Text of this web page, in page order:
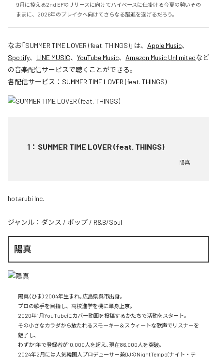
9月に控える2nd EPのリリースに向けてハイペースに仕掛ける今夏の勢いその
ままに、2026年のブレイクへ向けてさらなる躍進を遂げるだろう。
なお「SUMMER TIME LOVER (feat. THINGS)」は、 Apple Music、
Spotify、 LINE MUSIC、 YouTube Music、 Amazon Music Unlimitedなど
の音楽配信サービスで聴くことができる。
各配信サービス： SUMMER TIME LOVER (feat. THINGS)
1 ： SUMMER TIME LOVER (feat. THINGS)
陽真
hotarubi Inc.
ジャンル： ダンス / ポップ / R&B/Soul
陽真
陽真（ひま）2004年生まれ｡広島県呉市出身。‌
プロの歌手を目指し、高校進学を機に単身上京。‌
2020年1月YouTubeにカバー動画を投稿するかたちで活動をスタート。‌
その小さなカラダから放たれるスモーキー＆スウィートな歌声でリスナーを
魅了し､‌
わずか1年で登録者が10,000人を超え､現在86,000人を突破。‌
2024年2月には人気韓国人プロデューサー兼DJのNightTempo(ナイト・テ